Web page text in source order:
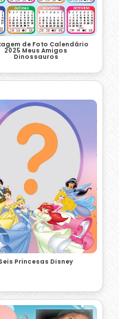
de Foto Calendário
2025 Meus Amigos
Dinossauros
Princesas Disney